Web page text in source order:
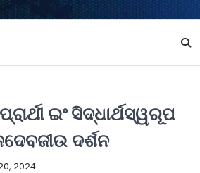
ଇଂ ସିଦ୍ଧାର୍ଥସ୍ୱରୂପ
ଦର୍ଶନ
2024